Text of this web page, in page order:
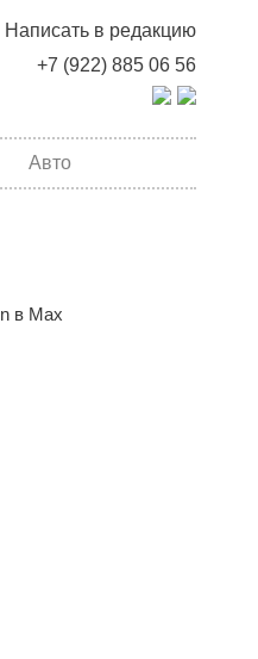
Написать в редакцию
+7 (922) 885 06 56
Авто